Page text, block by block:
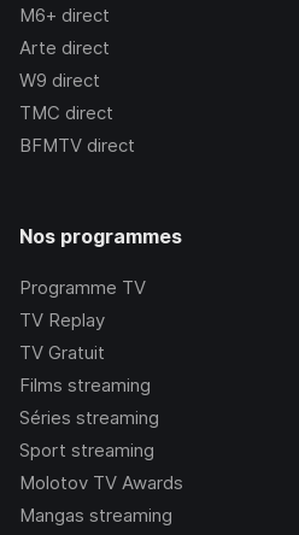
M6+ direct
Arte direct
W9 direct
TMC direct
BFMTV direct
Nos programmes
Programme TV
TV Replay
TV Gratuit
Films streaming
Séries streaming
Sport streaming
Molotov TV Awards
Mangas streaming